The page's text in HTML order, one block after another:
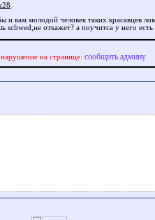
и вам молодой человек таких красавцев
schwed,не откажет? а поучитса у него
на странице: сообщить админу